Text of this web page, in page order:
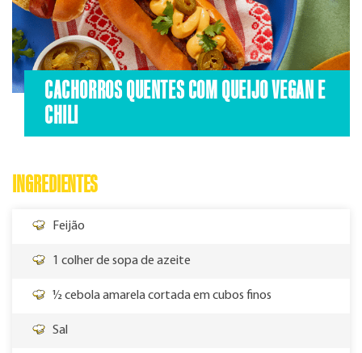
CACHORROS QUENTES COM QUEIJO VEGAN E
CHILI
INGREDIENTES
Feijão
1 colher de sopa de azeite
½ cebola amarela cortada em cubos finos
Sal